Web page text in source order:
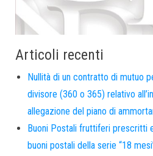
Articoli recenti
Nullità di un contratto di mutuo
divisore (360 o 365) relativo
allegazione del piano di
Buoni Postali fruttiferi prescritti
buoni postali della serie “18